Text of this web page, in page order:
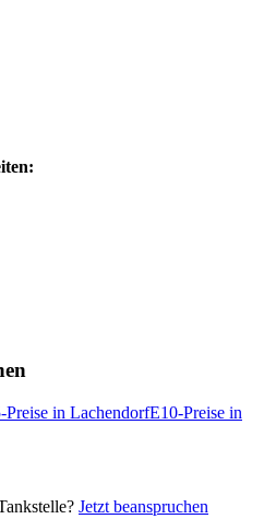
Preise in LachendorfE10-Preise in
Jetzt beanspruchen